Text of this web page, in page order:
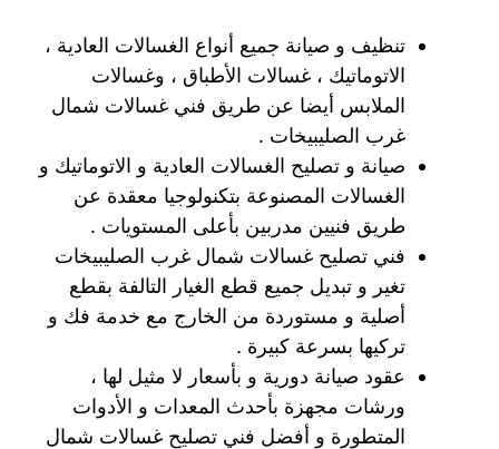
تنظيف و صيانة جميع أنواع الغسالات العادية ،
الاتوماتيك ، غسالات الأطباق ، وغسالات
الملابس أيضا عن طريق فني غسالات شمال
غرب الصليبيخات .
صيانة و تصليح الغسالات العادية و الاتوماتيك و
الغسالات المصنوعة بتكنولوجيا معقدة عن
طريق فنيين مدربين بأعلى المستويات .
فني تصليح غسالات شمال غرب الصليبيخات
تغير و تبديل جميع قطع الغيار التالفة بقطع
أصلية و مستوردة من الخارج مع خدمة فك و
تركيها بسرعة كبيرة .
عقود صيانة دورية و بأسعار لا مثيل لها ،
ورشات مجهزة بأحدث المعدات و الأدوات
المتطورة و أفضل فني تصليح غسالات شمال